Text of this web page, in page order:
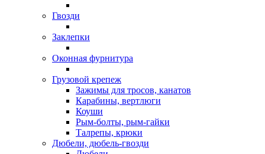
Гвозди
Заклепки
Оконная фурнитура
Грузовой крепеж
Зажимы для тросов, канатов
Карабины, вертлюги
Коуши
Рым-болты, рым-гайки
Талрепы, крюки
Дюбели, дюбель-гвозди